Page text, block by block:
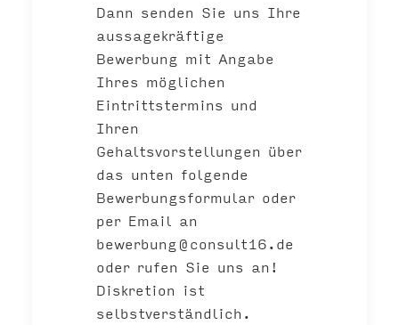
Dann senden Sie uns Ihre
aussagekräftige
Bewerbung mit Angabe
Ihres möglichen
Eintrittstermins und
Ihren
Gehaltsvorstellungen über
das unten folgende
Bewerbungsformular oder
per Email an
bewerbung@consult16.de
oder rufen Sie uns an!
Diskretion ist
selbstverständlich.